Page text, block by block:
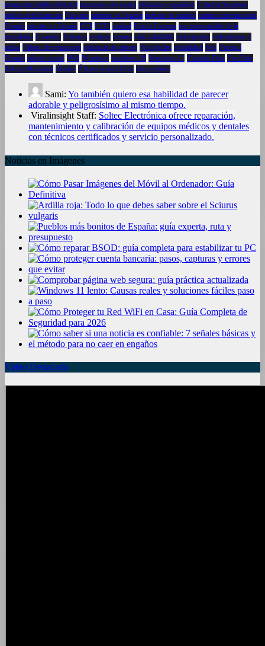
transporte público Madrid trastornos del sueño tribunales españoles Tribunal Supremo
tráfico de influencias Turismo turismo en España turismo en madrid turismo internacional
España turistas en España UCI UCO unidad Unión Europea uso responsable de la
tecnología Usuarios Valencia vecinos verano vida saludable videojuegos videojuegos y
niños Videos de reparación violencia de género Vito Quiles volatilidad Vox Vuelta a
España vídeos cortos Wifi Windows windows 10 Windows 11 Yolanda Díaz YouTube
Zohran Mamdani Ábalos Álvaro García Ortiz ética política
Sami: Yo también quiero esa habilidad de parecer
adorable y peligrosísimo al mismo tiempo.
Viralinsight Staff: Soltec Electrónica ofrece reparación,
mantenimiento y calibración de equipos médicos y dentales
con técnicos certificados y servicio personalizado.
Noticias en Imágenes
Video Destacado